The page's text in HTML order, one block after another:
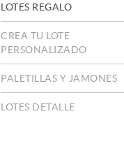
LOTES REGALO
CREA TU LOTE
PERSONALIZADO
PALETILLAS Y JAMONES
LOTES DETALLE